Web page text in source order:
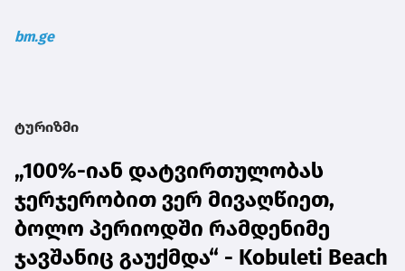
bm.ge
ტურიზმი
„100%-იან დატვირთულობას
ჯერჯერობით ვერ მივაღწიეთ,
ბოლო პერიოდში რამდენიმე
ჯავშანიც გაუქმდა“ - Kobuleti Beach